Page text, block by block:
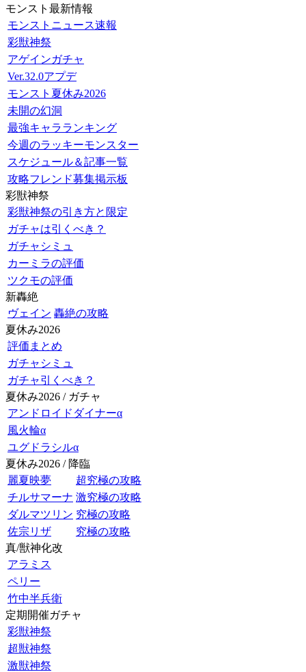
モンスト最新情報
モンストニュース速報
彩獣神祭
アゲインガチャ
Ver.32.0アプデ
モンスト夏休み2026
未開の幻洞
最強キャラランキング
今週のラッキーモンスター
スケジュール＆記事一覧
攻略フレンド募集掲示板
彩獣神祭
彩獣神祭の引き方と限定
ガチャは引くべき？
ガチャシミュ
カーミラの評価
ツクモの評価
新轟絶
ヴェイン 轟絶の攻略
夏休み2026
評価まとめ
ガチャシミュ
ガチャ引くべき？
夏休み2026 / ガチャ
アンドロイドダイナーα
風火輪α
ユグドラシルα
夏休み2026 / 降臨
麗夏映夢
超究極の攻略
チルサマーナ 激究極の攻略
ダルマツリン 究極の攻略
佐宗リザ
究極の攻略
真/獣神化改
アラミス
ペリー
竹中半兵衛
定期開催ガチャ
彩獣神祭
超獣神祭
激獣神祭